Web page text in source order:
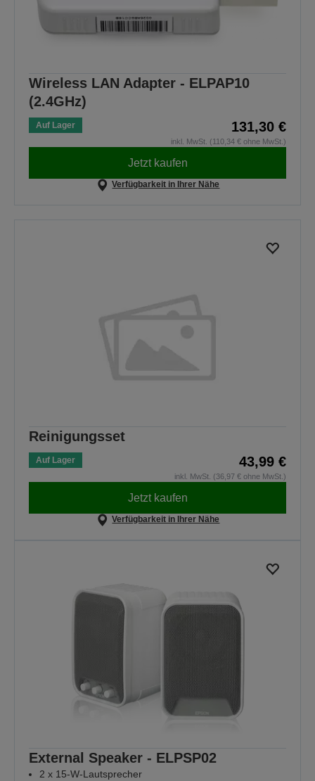
Wireless LAN Adapter - ELPAP10
(2.4GHz)
Auf Lager 131,30 €
inkl. MwSt. (110,34 € ohne MwSt.)
Jetzt kaufen
Verfügbarkeit in Ihrer Nähe
Reinigungsset
Auf Lager 43,99 €
inkl. MwSt. (36,97 € ohne MwSt.)
Jetzt kaufen
Verfügbarkeit in Ihrer Nähe
External Speaker - ELPSP02
2 x 15-W-Lautsprecher